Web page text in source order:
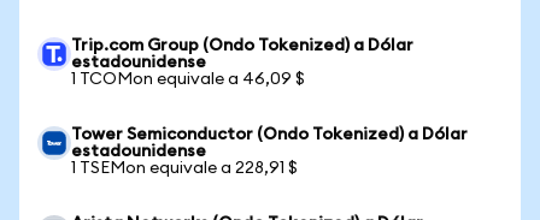
Trip.com Group (Ondo Tokenized) a Dólar
estadounidense
1 TCOMon equivale a 46,09 $
Tower Semiconductor (Ondo Tokenized) a Dólar
estadounidense
1 TSEMon equivale a 228,91 $